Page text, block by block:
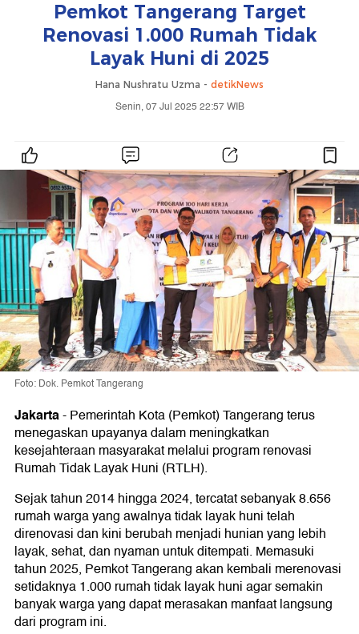
Pemkot Tangerang Target
Renovasi 1.000 Rumah Tidak
Layak Huni di 2025
Hana Nushratu Uzma - detikNews
Senin, 07 Jul 2025 22:57 WIB
Foto: Dok. Pemkot Tangerang
Jakarta-Pemerintah Kota (Pemkot) Tangerang terus
menegaskan upayanya dalam meningkatkan
kesejahteraan masyarakat melalui program renovasi
Rumah Tidak Layak Huni (RTLH).
Sejak tahun 2014 hingga 2024, tercatat sebanyak 8.656
rumah warga yang awalnya tidak layak huni telah
direnovasi dan kini berubah menjadi hunian yang lebih
layak, sehat, dan nyaman untuk ditempati. Memasuki
tahun 2025, Pemkot Tangerang akan kembali merenovasi
setidaknya 1.000 rumah tidak layak huni agar semakin
banyak warga yang dapat merasakan manfaat langsung
dari program ini.